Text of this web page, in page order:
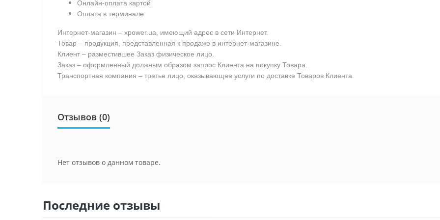
Онлайн-оплата картой
Оплата в терминале
Интернет-магазин – xpower.ua, имеющий адрес в сети Интернет.
Товар – продукция, представленная к продаже в интернет-магазине.
Клиент – разместившее Заказ физическое лицо.
Заказ – оформленный должным образом запрос Клиента на покупку Товара.
Транспортная компания – третье лицо, оказывающее услуги по доставке Товаров Клиента.
Отзывов (0)
Нет отзывов о данном товаре.
Последние отзывы